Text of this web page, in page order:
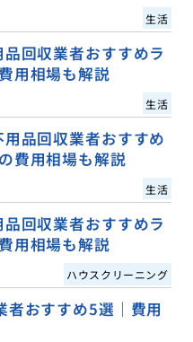
生活
回収業者おすすめラ
用相場も解説
生活
品回収業者おすすめ
費用相場も解説
生活
回収業者おすすめラ
用相場も解説
ハウスクリーニング
者おすすめ5選｜費用